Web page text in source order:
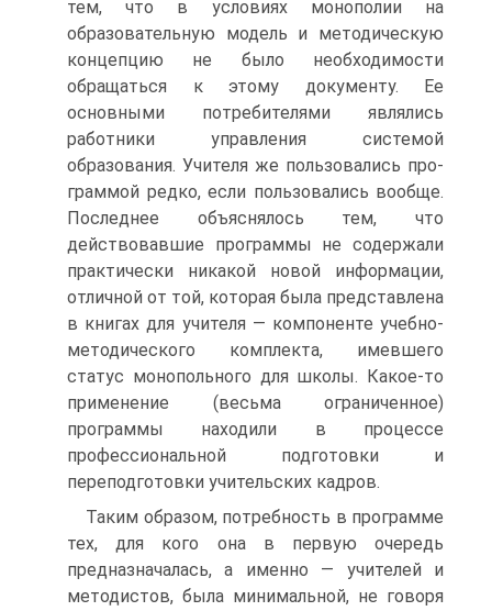
тем, что в условиях монополии на
образовательную модель и методическую
концепцию не было необходимости
обращаться к этому документу. Ее
основными потребителями являлись
работники управления системой
образования. Учителя же пользовались про-
граммой редко, если пользовались вообще.
Последнее объяснялось тем, что
действовавшие программы не содержали
практически никакой новой информации,
отличной от той, которая была представлена
в книгах для учителя — компоненте учебно-
методического комплекта, имевшего
статус монопольного для школы. Какое-то
применение (весьма ограниченное)
программы находили в процессе
профессиональной подготовки и
переподготовки учительских кадров.
Таким образом, потребность в программе
тех, для кого она в первую очередь
предназначалась, а именно — учителей и
методистов, была минимальной, не говоря